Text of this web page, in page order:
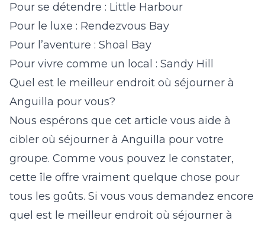
Pour se détendre : Little Harbour
Pour le luxe : Rendezvous Bay
Pour l’aventure : Shoal Bay
Pour vivre comme un local : Sandy Hill
Quel est le meilleur endroit où séjourner à
Anguilla pour vous?
Nous espérons que cet article vous aide à
cibler où séjourner à Anguilla pour votre
groupe. Comme vous pouvez le constater,
cette île offre vraiment quelque chose pour
tous les goûts. Si vous vous demandez encore
quel est le meilleur endroit où séjourner à